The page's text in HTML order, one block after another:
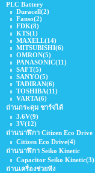
PLC Battery
Duracell(2)
Fanso(2)
FDK(8)
KTS(1)
MAXELL(14)
MITSUBISHI(6)
OMRON(5)
PANASONIC(11)
SAFT(5)
SANYO(5)
TADIRAN(6)
TOSHIBA(11)
VARTA(6)
ถ่านกระดุม ชาร์จได้
3.6V(9)
3V(12)
ถ่านนาฬิกา Citizen Eco Drive
Citizen Eco Drive(4)
ถ่านนาฬิกา Seiko Kinetic
Capacitor Seiko Kinetic(3)
ถ่านเครื่องช่วยฟัง